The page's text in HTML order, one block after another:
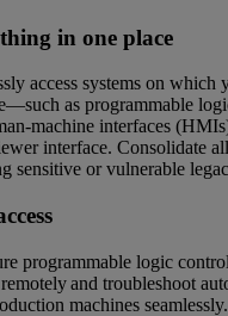
in one place​
access systems on
as programmable
machine interfaces
interface. Consolidate
sensitive or vulnerable
programmable logic
and troubleshoot
machines seamlessly.​​